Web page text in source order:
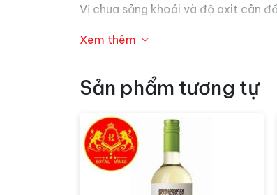
Vị chua sảng khoái và độ axit cân
Khi thưởng thức cùng với món ăn,
Với màu sắc tươi mới, hương vị
nhàng và tinh tế, nơi mà hương vị
Xem thêm
Sản phẩm tương tự